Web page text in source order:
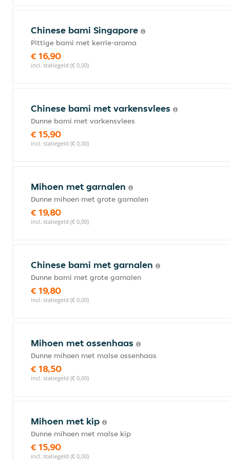
Chinese bami Singapore
Pittige bami met kerrie-aroma
€ 16,90
incl. statiegeld (€ 0,00)
Chinese bami met varkensvlees
Dunne bami met varkensvlees
€ 15,90
incl. statiegeld (€ 0,00)
Mihoen met garnalen
Dunne mihoen met grote garnalen
€ 19,80
incl. statiegeld (€ 0,00)
Chinese bami met garnalen
Dunne bami met grote garnalen
€ 19,80
incl. statiegeld (€ 0,00)
Mihoen met ossenhaas
Dunne mihoen met malse ossenhaas
€ 18,50
incl. statiegeld (€ 0,00)
Mihoen met kip
Dunne mihoen met malse kip
€ 15,90
incl. statiegeld (€ 0,00)